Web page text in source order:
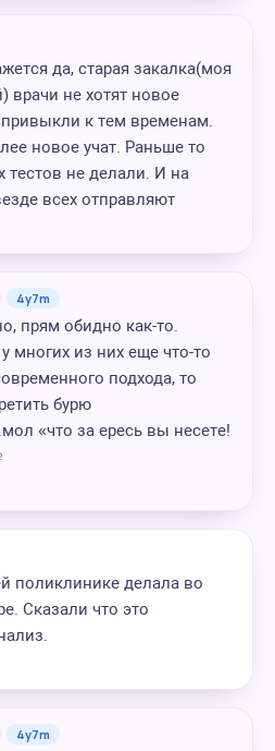
да, старая закалка(моя
врачи не хотят новое
привыкли к тем временам.
новое учат. Раньше то
тестов не делали. И на
всех отправляют
4y7m
прям обидно как-то.
многих из них еще что-то
подхода, то
бурю
«что за ересь вы несете!
поликлинике делала во
Сказали что это
4y7m